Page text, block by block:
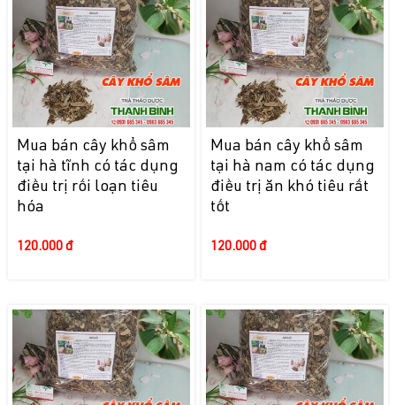
Mua bán cây khổ sâm
tại hà tĩnh có tác dụng
điều trị rối loạn tiêu
hóa
120.000 đ
Mua bán cây khổ sâm
tại hà nam có tác dụng
điều trị ăn khó tiêu rất
tốt
120.000 đ